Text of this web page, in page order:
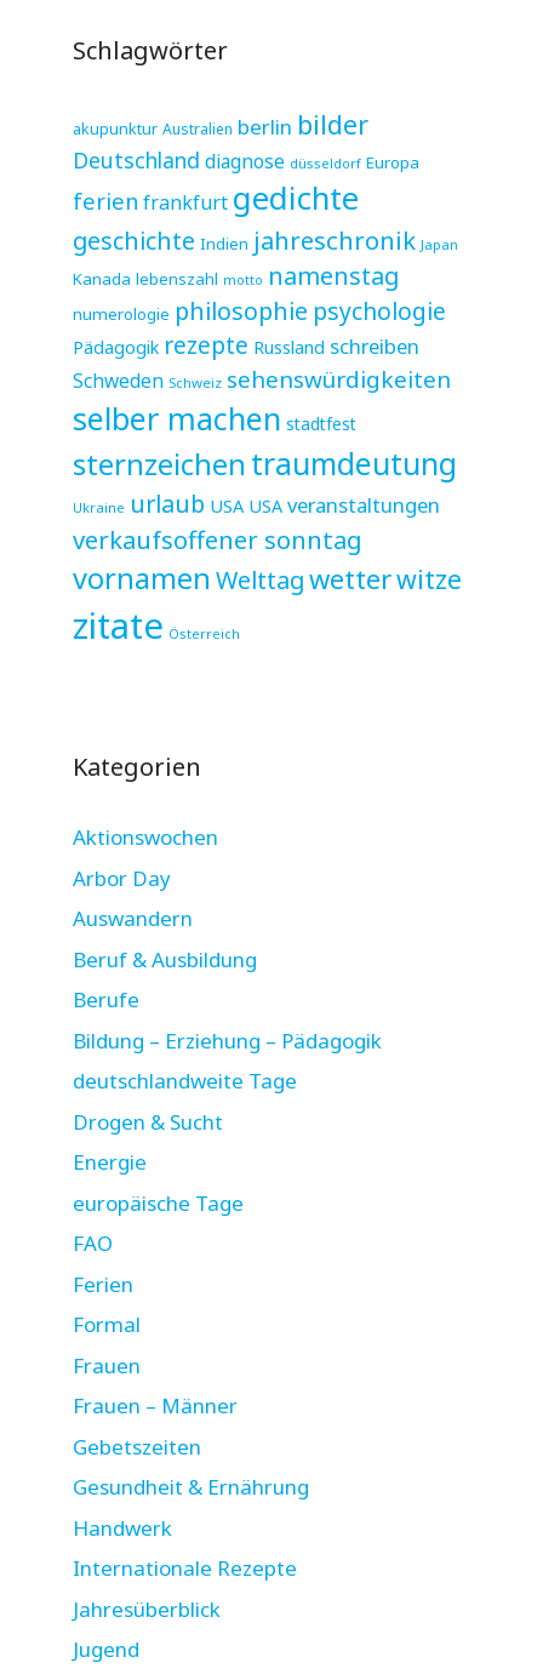
Schlagwörter
akupunktur Australien berlin bilder
Deutschland diagnose düsseldorf Europa
ferien frankfurt gedichte
geschichte Indien jahreschronik Japan
Kanada lebenszahl motto namenstag
numerologie philosophie psychologie
Pädagogik rezepte Russland schreiben
Schweden Schweiz sehenswürdigkeiten
selber machen stadtfest
sternzeichen traumdeutung
Ukraine urlaub USA USA veranstaltungen
verkaufsoffener sonntag
vornamen Welttagwetterwitze
zitate Österreich
Kategorien
Aktionswochen
Arbor Day
Auswandern
Beruf & Ausbildung
Berufe
Bildung – Erziehung – Pädagogik
deutschlandweite Tage
Drogen & Sucht
Energie
europäische Tage
FAO
Ferien
Formal
Frauen
Frauen – Männer
Gebetszeiten
Gesundheit & Ernährung
Handwerk
Internationale Rezepte
Jahresüberblick
Jugend